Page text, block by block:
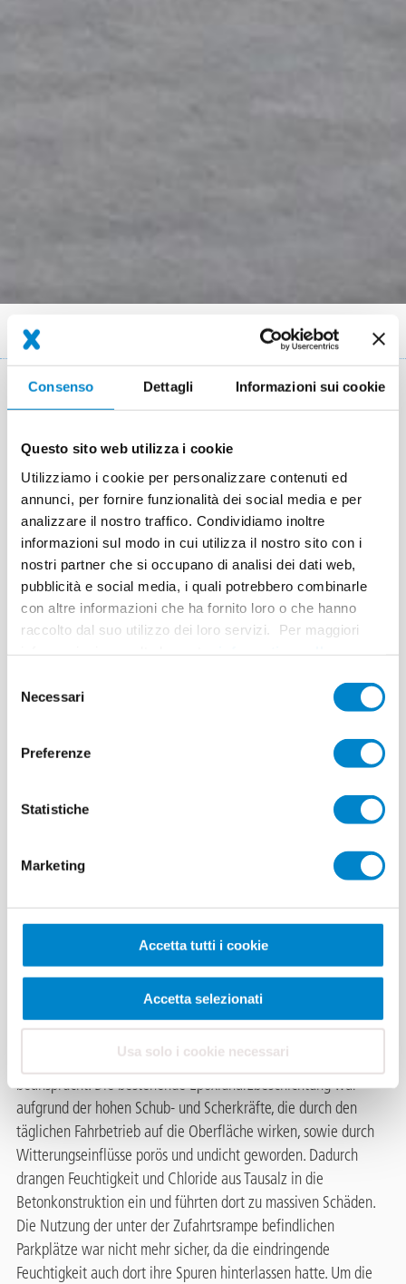
Consenso Dettagli Informazioni sui cookie
Questo sito web utilizza i cookie
Utilizziamo i cookie per personalizzare contenuti ed
annunci, per fornire funzionalità dei social media e per
analizzare il nostro traffico. Condividiamo inoltre
informazioni sul modo in cui utilizza il nostro sito con i
nostri partner che si occupano di analisi dei dati web,
pubblicità e social media, i quali potrebbero combinarle
con altre informazioni che ha fornito loro o che hanno
raccolto dal suo utilizzo dei loro servizi. Per maggiori
delNecessari
Preferenze
Statistiche
Marketing
Accetta tutti i cookie
Accetta selezionati
Usa solo i cookie necessari
Briciole
di
pane
Parkhausrampe in St. Gilgen
Key Facts
Luogo St. Gilgen
Sistema Triflex ProPark
Completamento 12. bis 15. November 2013
Superficie
150 m²
Esecuzione BPP Bautechnik
Praxisbericht
Parkhausrampe
St. Gilgen AT
Die Zufahrtsbrücke eines
Parkhauses in St. Gilgen am Wolfgangsee wies nach zehn
Witterungseinflüsse und die tägliche Frequentierung der
Stellflächen durch die Mieter und Eigentümer hatten deutliche
Spuren hinterlassen: Durch die brüchige und undichte
Epoxidharzbeschichtung war Feuchtigkeit in die Oberfläche
eingedrungen und hatte zu Schäden an der Bausubstanz
vor allem die Zufahrtsrampe zu den drei Parkebenen extrem
beansprucht. Die bestehende Epoxidharzbeschichtung war
aufgrund der hohen Schub- und Scherkräfte, die durch den
täglichen Fahrbetrieb auf die Oberfläche wirken, sowie durch
Witterungseinflüsse porös und undicht geworden. Dadurch
drangen Feuchtigkeit und Chloride aus Tausalz in die
Betonkonstruktion ein und führten dort zu massiven Schäden.
Die Nutzung der unter der Zufahrtsrampe befindlichen
Parkplätze war nicht mehr sicher, da die eindringende
Feuchtigkeit auch dort ihre Spuren hinterlassen hatte. Um die